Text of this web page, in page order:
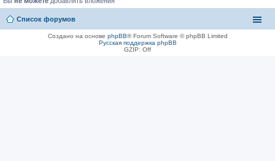
Список форумов
Создано на основе phpBB® Forum Software © phpBB Limited
Русская поддержка phpBB
GZIP: Off